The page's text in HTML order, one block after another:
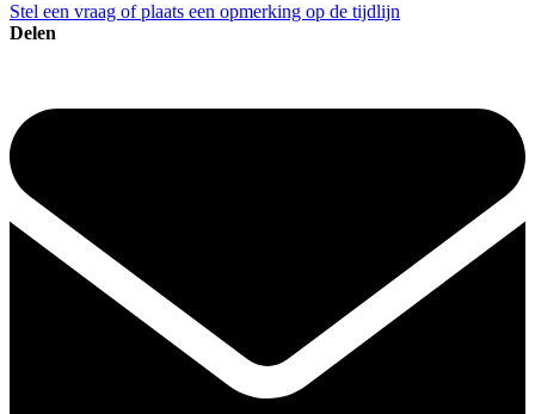
Stel een vraag of plaats een opmerking op de tijdlijn
Delen